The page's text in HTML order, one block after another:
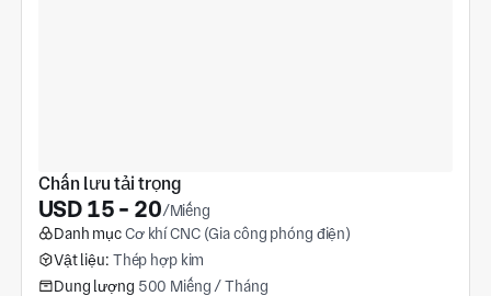
Chấn lưu tải trọng
USD 15 - 20/Miếng
Danh mụcCơ khí CNC (Gia công phóng điện)
Vật liệu: Thép hợp kim
Dung lượng 500 Miếng / Tháng